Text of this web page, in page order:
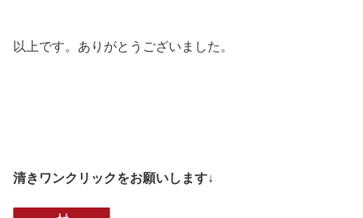
以上です。ありがとうございました。
清きワンクリックをお願いします↓